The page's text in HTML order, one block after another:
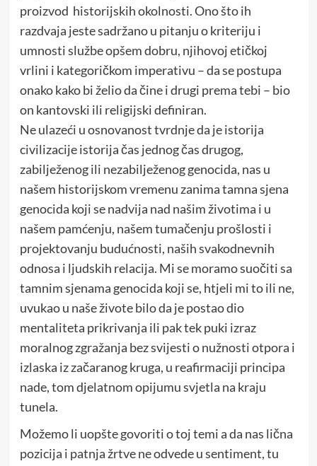
proizvod historijskih okolnosti. Ono što ih
razdvaja jeste sadržano u pitanju o kriteriju i
umnosti službe opšem dobru, njihovoj etičkoj
vrlini i kategoričkom imperativu – da se postupa
onako kako bi želio da čine i drugi prema tebi – bio
on kantovski ili religijski definiran.
Ne ulazeći u osnovanost tvrdnje da je istorija
civilizacije istorija čas jednog čas drugog,
zabilježenog ili nezabilježenog genocida, nas u
našem historijskom vremenu zanima tamna sjena
genocida koji se nadvija nad našim životima i u
našem pamćenju, našem tumačenju prošlosti i
projektovanju budućnosti, naših svakodnevnih
odnosa i ljudskih relacija. Mi se moramo suočiti sa
tamnim sjenama genocida koji se, htjeli mi to ili ne,
uvukao u naše živote bilo da je postao dio
mentaliteta prikrivanja ili pak tek puki izraz
moralnog zgražanja bez svijesti o nužnosti otpora i
izlaska iz začaranog kruga, u reafirmaciji principa
nade, tom djelatnom opijumu svjetla na kraju
tunela.
Možemo li uopšte govoriti o toj temi a da nas lična
pozicija i patnja žrtve ne odvede u sentiment, tu